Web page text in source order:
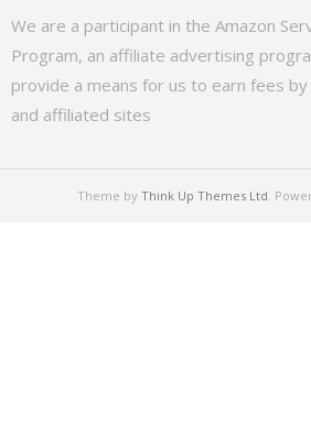
We are a participant in the Amazon
Program, an affiliate advertising
provide a means for us to earn fees by
and affiliated sites
Theme by Think Up Themes Ltd.